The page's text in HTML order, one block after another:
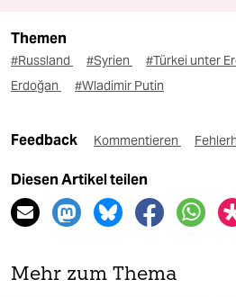
Themen
#Russland #Syrien #Türkei unter
Erdoğan
#Wladimir Putin
Feedback Kommentieren
Diesen Artikel teilen
Mehr zum Thema